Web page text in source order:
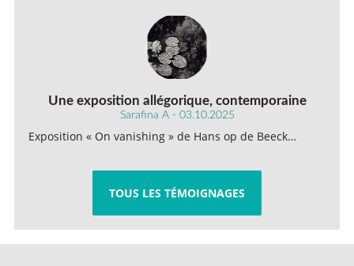
Une exposition allégorique, contemporaine
Sarafina A - 03.10.2025
Exposition « On vanishing » de Hans op de Beeck…
TOUS LES TÉMOIGNAGES